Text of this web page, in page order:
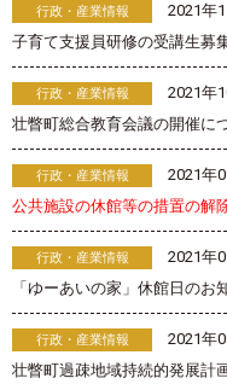
行政・産業情報
2021年
子育て支援員研修の受講生募
行政・産業情報
2021年
壮瞥町総合教育会議の開催に
行政・産業情報
2021年
公共施設の休館等の措置の解
行政・産業情報
2021年
「ゆーあいの家」休館日のお
行政・産業情報
2021年
壮瞥町過疎地域持続的発展計